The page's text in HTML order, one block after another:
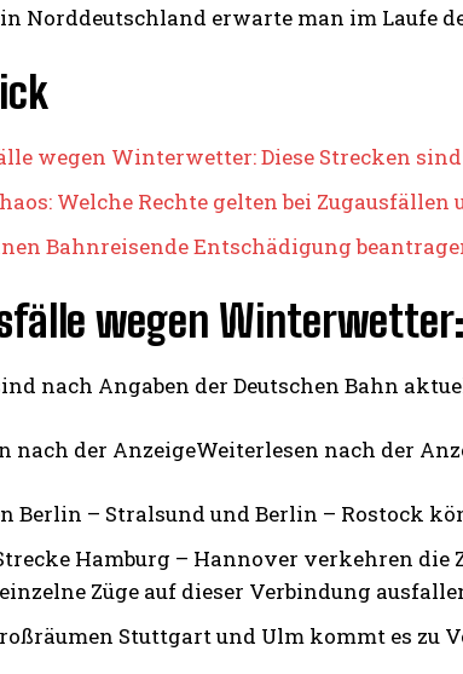
Norddeutschland erwarte man im Laufe
wegen Winterwetter: Diese Strecken
Welche Rechte gelten bei Zugausfällen
Bahnreisende Entschädigung
wegen
nach Angaben der Deutschen Bahn
nach der AnzeigeWeiterlesen nach der
Berlin – Stralsund und Berlin – Rostock
Hamburg – Hannover verkehren
Züge auf dieser Verbindung
Stuttgart und Ulm kommt es zu